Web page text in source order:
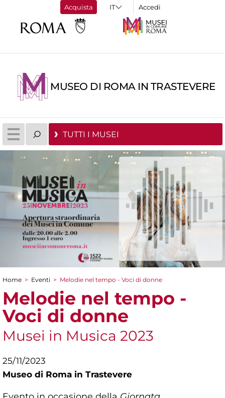
Acquista Accedi
MUSEO DI ROMA IN TRASTEVERE
TUTTI I MUSEI
Tu sei qui
Home > Eventi > Melodie nel tempo - Voci di donne
Melodie nel tempo -
Voci di donne
Musei in Musica 2023
25/11/2023
Museo di Roma in Trastevere